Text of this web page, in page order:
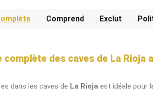
Comprend Exclut
complète des caves de La Rioja
dans les caves de La Rioja est idéale pour